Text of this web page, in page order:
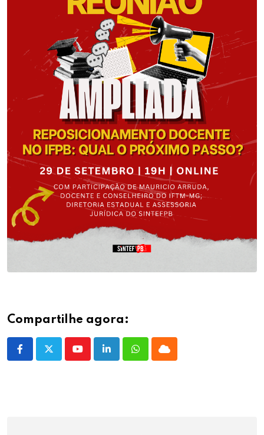
Compartilhe agora:
YoutubeLinkedInWhatsappCloud